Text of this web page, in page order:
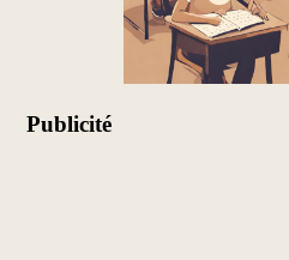
Publicité